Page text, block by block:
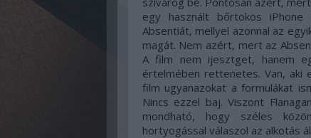
egy használt bőrtokos
Absentiát, mellyel azonnal az
magát. Nem azért, mert az
A film nem ijesztget, hanem
értelmében rettenetes. Van,
film ugyanazokat a formulákat
Nincs ezzel baj. Viszont
mondható, hogy széles
hortyogással válaszol az alkotás